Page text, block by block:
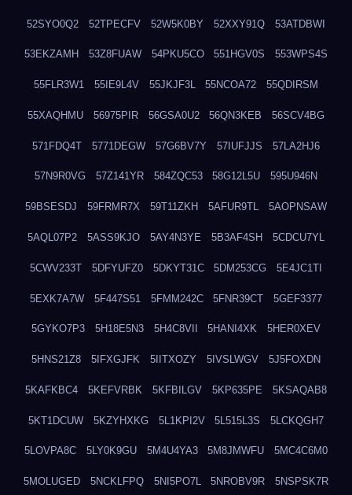
52SYO0Q2 52TPECFV 52W5K0BY 52XXY91Q 53ATDBWI
53EKZAMH 53Z8FUAW 54PKU5CO 551HGV0S 553WPS4S
55FLR3W1 55IE9L4V 55JKJF3L 55NCOA72 55QDIRSM
55XAQHMU 56975PIR 56GSA0U2 56QN3KEB 56SCV4BG
571FDQ4T 5771DEGW 57G6BV7Y 57IUFJJS 57LA2HJ6
57N9R0VG 57Z141YR 584ZQC53 58G12L5U 595U946N
59BSESDJ 59FRMR7X 59T11ZKH 5AFUR9TL 5AOPNSAW
5AQL07P2 5ASS9KJO 5AY4N3YE 5B3AF4SH 5CDCU7YL
5CWV233T 5DFYUFZ0 5DKYT31C 5DM253CG 5E4JC1TI
5EXK7A7W 5F447S51 5FMM242C 5FNR39CT 5GEF3377
5GYKO7P3 5H18E5N3 5H4C8VII 5HANI4XK 5HER0XEV
5HNS21Z8 5IFXGJFK 5IITXOZY 5IVSLWGV 5J5FOXDN
5KAFKBC4 5KEFVRBK 5KFBILGV 5KP635PE 5KSAQAB8
5KT1DCUW 5KZYHXKG 5L1KPI2V 5L515L3S 5LCKQGH7
5LOVPA8C 5LY0K9GU 5M4U4YA3 5M8JMWFU 5MC4C6M0
5MOLUGED 5NCKLFPQ 5NI5PO7L 5NROBV9R 5NSPSK7R